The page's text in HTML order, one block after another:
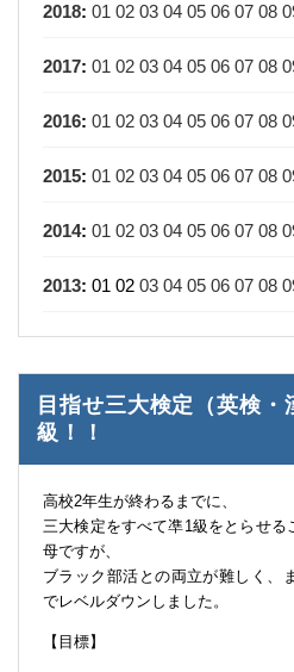
2018: 01 02 03 04 05 06 07 08
2017: 01 02 03 04 05 06 07 08
2016: 01 02 03 04 05 06 07 08
2015: 01 02 03 04 05 06 07 08
2014: 01 02 03 04 05 06 07 08
2013: 01 02 03 04 05 06 07 08
目指せ三大検定（英検・
級！！
高校2年生が終わるまでに、
三大検定をすべて凖1級をとらせる
母ですが、
ブラック部活との両立が難しく
でレベルダウンしました。
【目標】